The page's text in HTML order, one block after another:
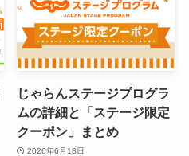
じゃらんステージプログラ
ムの詳細と「ステージ限定
クーポン」まとめ
2026年6月18日